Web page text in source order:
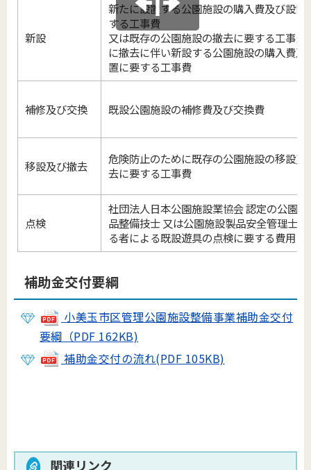
新設
新たに設置する公園施設の購入費及び設置
する工事費
又は既存の公園施設の撤去に要する工事費
に撤去に伴い新設する公園施設の購入費及
置に要する工事費
補修及び交換 既設公園施設の補修費及び交換費
移設及び撤去
危険防止のために既存の公園施設の移設又
去に要する工事費
点検
社団法人日本公園施設業協会 認定の公園施
品整備技士 又は公園施設製品安全管理士
る者による既設遊具の点検に要する費用
補助金交付要綱
小美玉市区管理公園施設整備事業補助金交付
要綱（PDF 162KB)
補助金交付の流れ(PDF 105KB)
関連リンク